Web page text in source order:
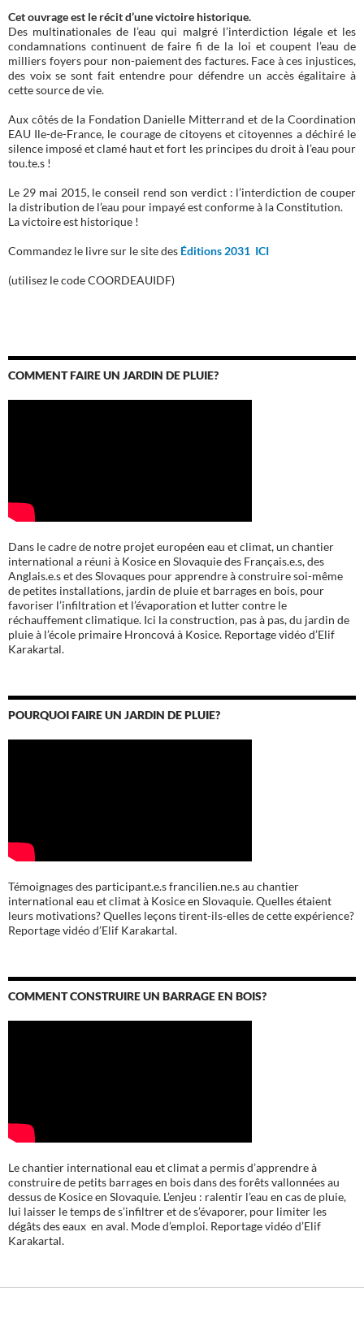
Cet ouvrage est le récit d’une victoire historique.
Des multinationales de l’eau qui malgré l’interdiction légale et les
condamnations continuent de faire fi de la loi et coupent l’eau de
milliers foyers pour non-paiement des factures. Face à ces injustices,
des voix se sont fait entendre pour défendre un accès égalitaire à
cette source de vie.
Aux côtés de la Fondation Danielle Mitterrand et de la Coordination
EAU Ile-de-France, le courage de citoyens et citoyennes a déchiré le
silence imposé et clamé haut et fort les principes du droit à l’eau pour
tou.te.s !
Le 29 mai 2015, le conseil rend son verdict : l’interdiction de couper
la distribution de l’eau pour impayé est conforme à la Constitution.
La victoire est historique !
Commandez le livre sur le site des Éditions 2031 ICI
(utilisez le code COORDEAUIDF)
COMMENT FAIRE UN JARDIN DE PLUIE?
Dans le cadre de notre projet européen eau et climat, un chantier
international a réuni à Kosice en Slovaquie des Français.e.s, des
Anglais.e.s et des Slovaques pour apprendre à construire soi-même
de petites installations, jardin de pluie et barrages en bois, pour
favoriser l’infiltration et l’évaporation et lutter contre le
réchauffement climatique. Ici la construction, pas à pas, du jardin de
pluie à l’école primaire Hroncová à Kosice. Reportage vidéo d’Elif
Karakartal.
POURQUOI FAIRE UN JARDIN DE PLUIE?
Témoignages des participant.e.s francilien.ne.s au chantier
international eau et climat à Kosice en Slovaquie. Quelles étaient
leurs motivations? Quelles leçons tirent-ils-elles de cette expérience?
Reportage vidéo d’Elif Karakartal.
COMMENT CONSTRUIRE UN BARRAGE EN BOIS?
Le chantier international eau et climat a permis d’apprendre à
construire de petits barrages en bois dans des forêts vallonnées au
dessus de Kosice en Slovaquie. L’enjeu : ralentir l’eau en cas de pluie,
lui laisser le temps de s’infiltrer et de s’évaporer, pour limiter les
dégâts des eaux en aval. Mode d’emploi. Reportage vidéo d’Elif
Karakartal.